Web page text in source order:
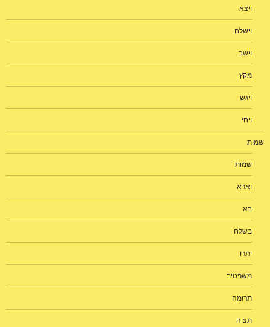
ויצא
וישלח
וישב
מקץ
ויגש
ויחי
שמות
שמות
וארא
בא
בשלח
יתרו
משפטים
תרומה
תצוה